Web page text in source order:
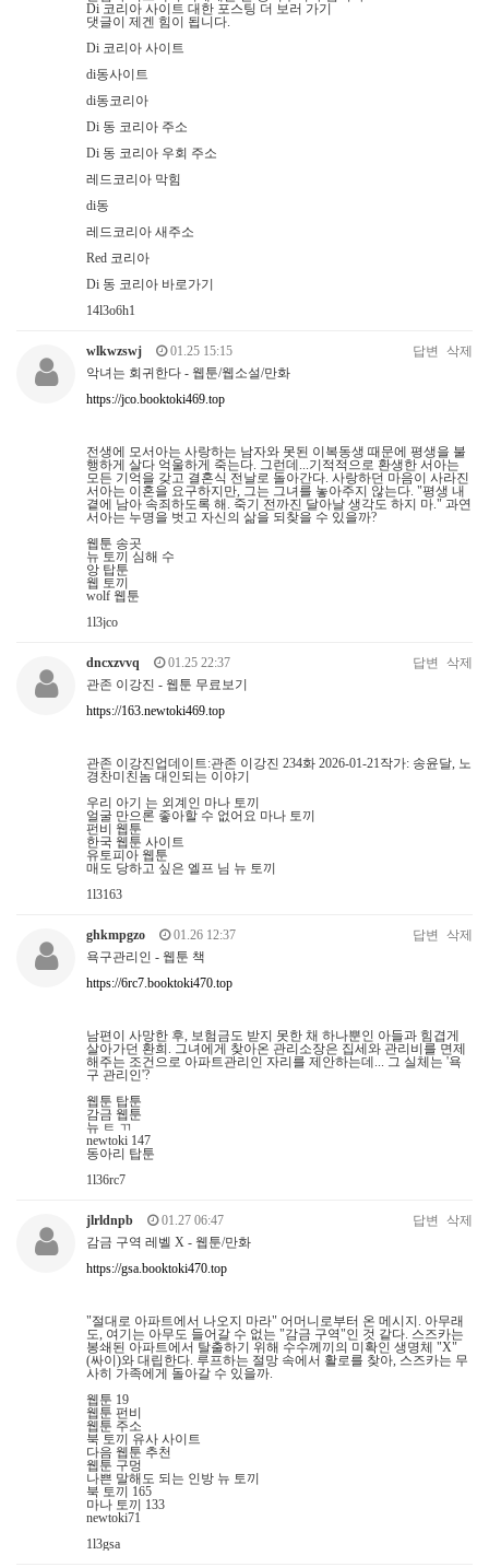
Di 코리아 사이트 대한 포스팅 더 보러 가기
댓글이 제겐 힘이 됩니다.
Di 코리아 사이트
di동사이트
di동코리아
Di 동 코리아 주소
Di 동 코리아 우회 주소
레드코리아 막힘
di동
레드코리아 새주소
Red 코리아
Di 동 코리아 바로가기
14l3o6h1
wlkwzswj 01.25 15:15 답변
삭제
악녀는 회귀한다 - 웹툰/웹소설/만화
https://jco.booktoki469.top
전생에 모서아는 사랑하는 남자와 못된 이복동생 때문에 평생을 불
행하게 살다 억울하게 죽는다. 그런데...기적적으로 환생한 서아는
모든 기억을 갖고 결혼식 전날로 돌아간다. 사랑하던 마음이 사라진
서아는 이혼을 요구하지만, 그는 그녀를 놓아주지 않는다. "평생 내
곁에 남아 속죄하도록 해. 죽기 전까진 달아날 생각도 하지 마." 과연
서아는 누명을 벗고 자신의 삶을 되찾을 수 있을까?
웹툰 송곳
뉴 토끼 심해 수
앙 탑툰
웹 토끼
wolf 웹툰
1l3jco
dncxzvvq 01.25 22:37 답변
삭제
관존 이강진 - 웹툰 무료보기
https://163.newtoki469.top
관존 이강진업데이트:관존 이강진 234화 2026-01-21작가: 송윤달, 노
경찬미친놈 대인되는 이야기
우리 아기 는 외계인 마나 토끼
얼굴 만으론 좋아할 수 없어요 마나 토끼
펀비 웹툰
한국 웹툰 사이트
유토피아 웹툰
매도 당하고 싶은 엘프 님 뉴 토끼
1l3163
ghkmpgzo 01.26 12:37 답변
삭제
욕구관리인 - 웹툰 책
https://6rc7.booktoki470.top
남편이 사망한 후, 보험금도 받지 못한 채 하나뿐인 아들과 힘겹게
살아가던 환희. 그녀에게 찾아온 관리소장은 집세와 관리비를 면제
해주는 조건으로 아파트관리인 자리를 제안하는데... 그 실체는 '욕
구 관리인'?
웹툰 탑툰
감금 웹툰
뉴 ㅌ ㄲ
newtoki 147
동아리 탑툰
1l36rc7
jlrldnpb 01.27 06:47 답변
삭제
감금 구역 레벨 X - 웹툰/만화
https://gsa.booktoki470.top
"절대로 아파트에서 나오지 마라" 어머니로부터 온 메시지. 아무래
도, 여기는 아무도 들어갈 수 없는 "감금 구역"인 것 같다. 스즈카는
봉쇄된 아파트에서 탈출하기 위해 수수께끼의 미확인 생명체 "X"
(싸이)와 대립한다. 루프하는 절망 속에서 활로를 찾아, 스즈카는 무
사히 가족에게 돌아갈 수 있을까.
웹툰 19
웹툰 펀비
웹툰 주소
북 토끼 유사 사이트
다음 웹툰 추천
웹툰 구멍
나쁜 말해도 되는 인방 뉴 토끼
북 토끼 165
마나 토끼 133
newtoki71
1l3gsa